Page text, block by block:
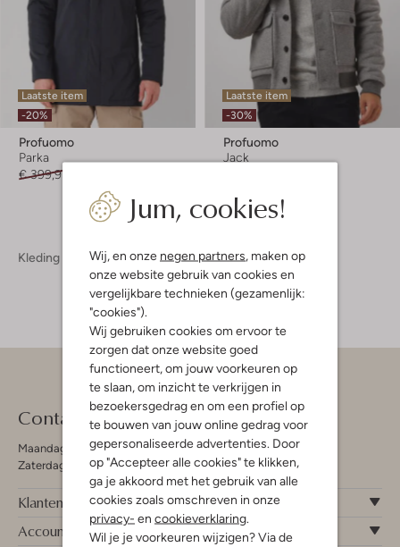
Jum, cookies!
Wij, en onze negen partners , maken op
onze website gebruik van cookies en
vergelijkbare technieken (gezamenlijk:
"cookies").
Wij gebruiken cookies om ervoor te
zorgen dat onze website goed
functioneert, om jouw voorkeuren op
te slaan, om inzicht te verkrijgen in
bezoekersgedrag en om een profiel op
te bouwen van jouw online gedrag voor
gepersonaliseerde advertenties. Door
op "Accepteer alle cookies" te klikken,
ga je akkoord met het gebruik van alle
cookies zoals omschreven in onze
privacy- en cookieverklaring
Wil je je voorkeuren wijzigen? Via de
Laatste item
-20%
Profuomo
Parka
€ 399,95
Laatste item
-30%
Profuomo
Jack
Kleding Jassen Jassen Heren
Contact
Maandag - Vrijdag 09:00 - 19:00 uur
Zaterdag 09:00 - 17:00 uur
Klantenservice
Account